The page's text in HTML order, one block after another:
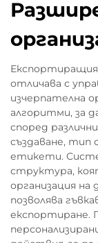
отличава с
изчерпателна
алгоритми, за
според
създаване, тип
етикети.
структура,
организация
позволява
експортиране.